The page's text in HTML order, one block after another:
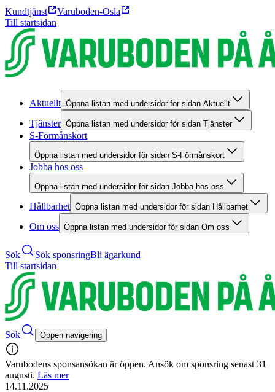
Kundtjänst
Varuboden-Osla
Till startsidan
Aktuellt Öppna listan med undersidor för sidan Aktuellt
Tjänster Öppna listan med undersidor för sidan Tjänster
S-Förmånskort
Öppna listan med undersidor för sidan S-Förmånskort
Jobba hos oss
Öppna listan med undersidor för sidan Jobba hos oss
Hållbarhet Öppna listan med undersidor för sidan Hållbarhet
Om oss Öppna listan med undersidor för sidan Om oss
Sök Sök sponsringBli ägarkund
Till startsidan
Sök Öppen navigering
Varubodens sponsansökan är öppen. Ansök om sponsring senast 31
augusti. Läs mer
14.11.2025